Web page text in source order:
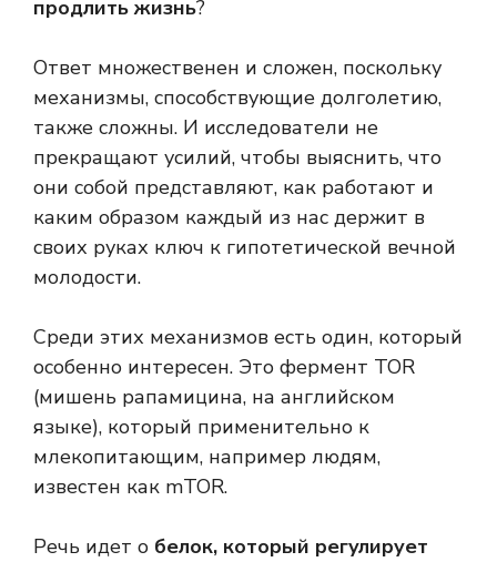
продлить жизнь?
Ответ множественен и сложен, поскольку
механизмы, способствующие долголетию,
также сложны. И исследователи не
прекращают усилий, чтобы выяснить, что
они собой представляют, как работают и
каким образом каждый из нас держит в
своих руках ключ к гипотетической вечной
молодости.
Среди этих механизмов есть один, который
особенно интересен. Это фермент TOR
(мишень рапамицина, на английском
языке), который применительно к
млекопитающим, например людям,
известен как mTOR.
Речь идет о белок, который регулирует